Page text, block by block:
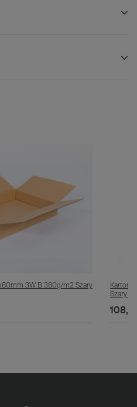
3W B 380g/m2 Szary
Karton
Szary